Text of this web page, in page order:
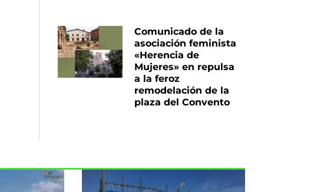
Comunicado de la
asociación feminista
«Herencia de
Mujeres» en repulsa
a la feroz
remodelación de la
plaza del Convento